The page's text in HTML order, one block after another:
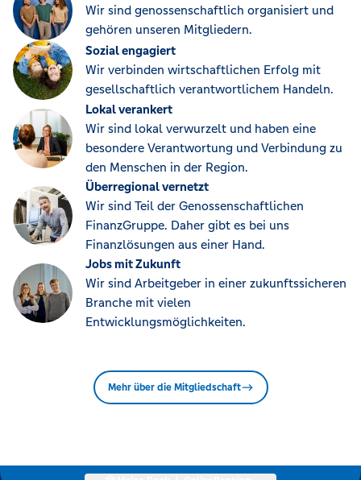
Wir sind genossenschaftlich organisiert und
gehören unseren Mitgliedern.
Sozial engagiert
Wir verbinden wirtschaftlichen Erfolg mit
gesellschaftlich verantwortlichem Handeln.
Lokal verankert
Wir sind lokal verwurzelt und haben eine
besondere Verantwortung und Verbindung zu
den Menschen in der Region.
Überregional vernetzt
Wir sind Teil der Genossenschaftlichen
FinanzGruppe. Daher gibt es bei uns
Finanzlösungen aus einer Hand.
Jobs mit Zukunft
Wir sind Arbeitgeber in einer zukunftssicheren
Branche mit vielen
Entwicklungsmöglichkeiten.
Mehr über die Mitgliedschaft